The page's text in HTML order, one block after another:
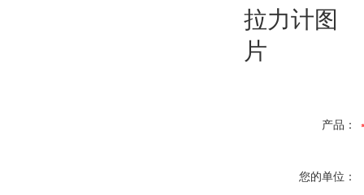
产品：
您的单位：